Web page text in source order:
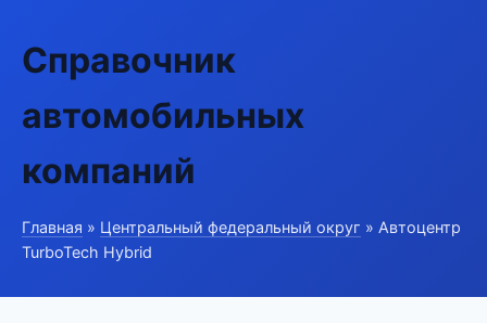
Справочник
автомобильных
компаний
Главная » Центральный федеральный округ » Автоцентр
TurboTech Hybrid